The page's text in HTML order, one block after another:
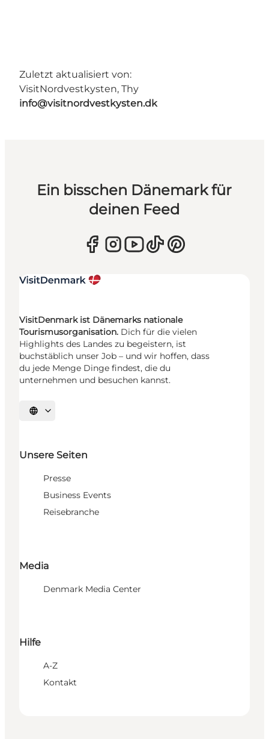
Zuletzt aktualisiert von:
VisitNordvestkysten, Thy
info@visitnordvestkysten.dk
Ein bisschen Dänemark für
deinen Feed
VisitDenmark ist Dänemarks nationale
Tourismusorganisation. Dich für die vielen
Highlights des Landes zu begeistern, ist
buchstäblich unser Job – und wir hoffen, dass
du jede Menge Dinge findest, die du
unternehmen und besuchen kannst.
Sprache auswählen
Unsere Seiten
Presse
Business Events
Reisebranche
Media
Denmark Media Center
Hilfe
A-Z
Kontakt